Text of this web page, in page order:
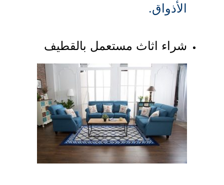
الأذواق.
شراء اثاث مستعمل بالقطيف